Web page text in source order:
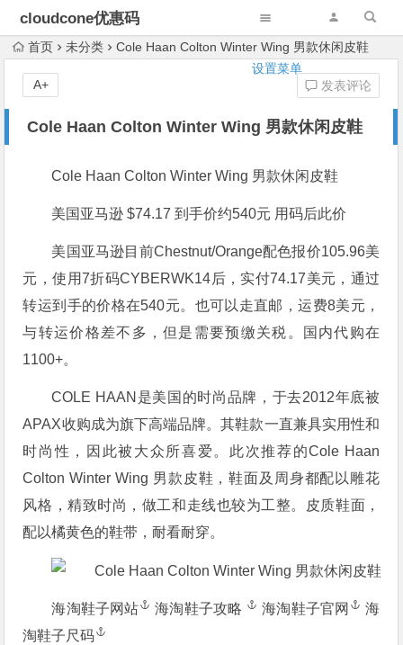
cloudcone优惠码
设置菜单
首页 未分类 Cole Haan Colton Winter Wing 男款休闲皮鞋
Cole Haan Colton Winter Wing 男款休闲皮鞋
发表评论
A+
Cole Haan Colton Winter Wing 男款休闲皮鞋
美国亚马逊 $74.17 到手价约540元 用码后此价
美国亚马逊目前Chestnut/Orange配色报价105.96美
元，使用7折码CYBERWK14后，实付74.17美元，通过
转运到手的价格在540元。也可以走直邮，运费8美元，
与转运价格差不多，但是需要预缴关税。国内代购在
1100+。
COLE HAAN是美国的时尚品牌，于去2012年底被
APAX收购成为旗下高端品牌。其鞋款一直兼具实用性和
时尚性，因此被大众所喜爱。此次推荐的Cole Haan
Colton Winter Wing 男款皮鞋，鞋面及周身都配以雕花
风格，精致时尚，做工和走线也较为工整。皮质鞋面，
配以橘黄色的鞋带，耐看耐穿。
海淘鞋子网站 海淘鞋子攻略 海淘鞋子官网
海
淘鞋子尺码